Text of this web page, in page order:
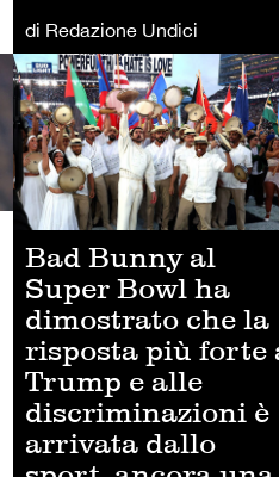
di Redazione Undici
CALCIO
Bad Bunny al
Super Bowl ha
dimostrato che la
risposta più forte
Trump e alle
discriminazioni è
arrivata dallo